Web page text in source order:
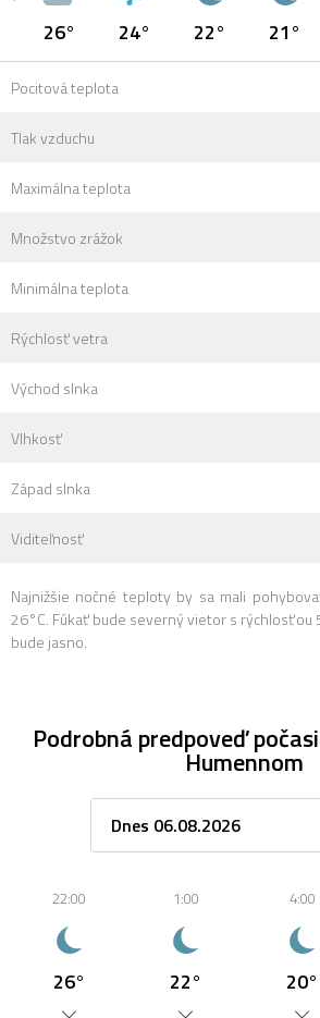
26° 24° 22° 21°
Pocitová teplota
Tlak vzduchu
Maximálna teplota
Množstvo zrážok
Minimálna teplota
Rýchlosť vetra
Východ slnka
Vlhkosť
Západ slnka
Viditeľnosť
Najnižšie nočné teploty by sa mali
26°C. Fúkať bude severný vietor s rýchlosťou
bude jasno.
Podrobná predpoveď
Humennom
22:00
26°
1:00
22°
4:00
20°